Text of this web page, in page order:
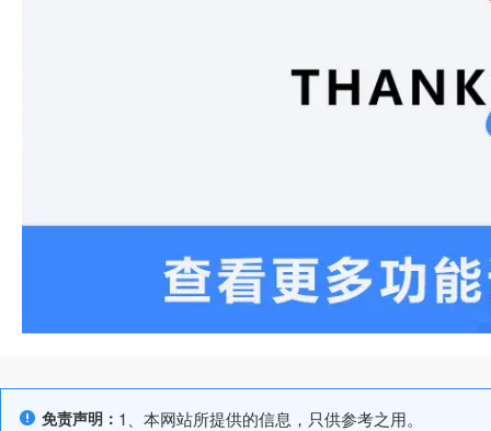
免责声明： 1、本网站所提供的信息，只供参考之用。